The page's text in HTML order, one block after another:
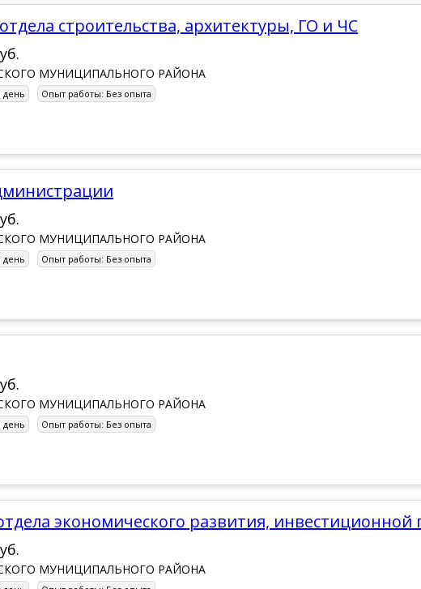
строительства, архитектуры, ГО и ЧС
МУНИЦИПАЛЬНОГО РАЙОНА
Опыт работы: Без опыта
МУНИЦИПАЛЬНОГО РАЙОНА
Опыт работы: Без опыта
МУНИЦИПАЛЬНОГО РАЙОНА
Опыт работы: Без опыта
экономического развития,
МУНИЦИПАЛЬНОГО РАЙОНА